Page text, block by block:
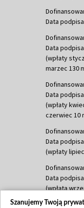
Data
Data
(wpłaty
marzec 130
Data
(wpłaty
czerwiec 10
Data
(wpłaty
Data
(wpłata
Szanujemy Twoją